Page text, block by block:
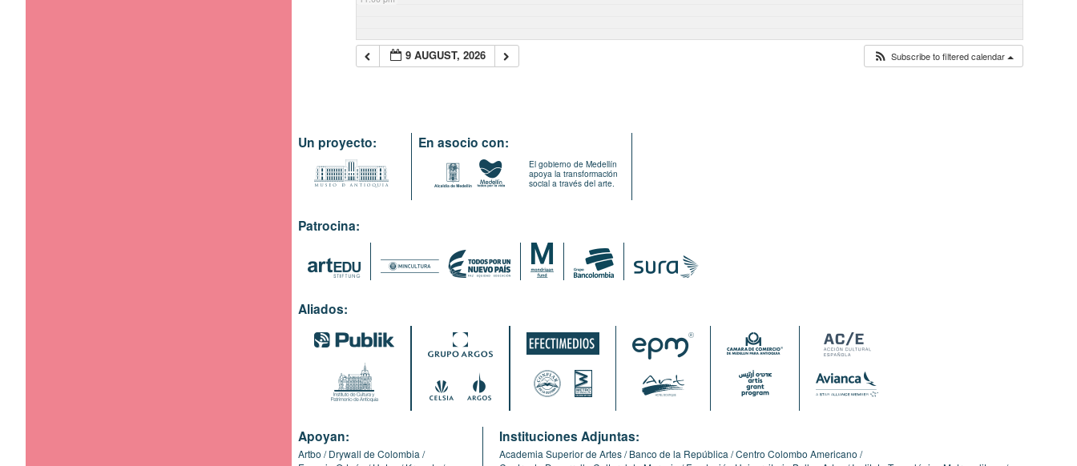
9 AUGUST, 2026 Subscribe to filtered calendar
Un proyecto: En asocio con:
El gobierno de Medellín
apoya la transformación
social a través del arte.
Patrocina:
Aliados:
Apoyan:
Artbo
Drywall de Colombia
Instituciones Adjuntas:
Academia Superior de Artes Banco de la República Centro Colombo Americano